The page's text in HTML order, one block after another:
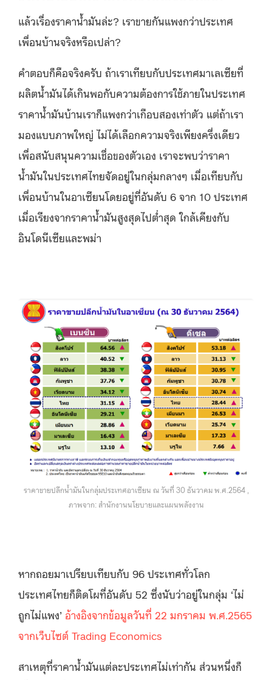
แล้วเรื่องราคาน้ำมันล่ะ? เราขายกันแพงกว่าประเทศ
เพื่อนบ้านจริงหรือเปล่า?
คำตอบก็คือจริงครับ ถ้าเราเทียบกับประเทศมาเลเซียที่
ผลิตน้ำมันได้เกินพอกับความต้องการใช้ภายในประเทศ
ราคาน้ำมันบ้านเราก็แพงกว่าเกือบสองเท่าตัว แต่ถ้าเรา
มองแบบภาพใหญ่ ไม่ได้เลือกความจริงเพียงครึ่งเดียว
เพื่อสนับสนุนความเชื่อของตัวเอง เราจะพบว่าราคา
น้ำมันในประเทศไทยจัดอยู่ในกลุ่มกลางๆ เมื่อเทียบกับ
เพื่อนบ้านในอาเซียนโดยอยู่ที่อันดับ 6 จาก 10 ประเทศ
เมื่อเรียงจากราคาน้ำมันสูงสุดไปต่ำสุด ใกล้เคียงกับ
อินโดนีเซียและพม่า
ราคาขายปลีกน้ำมันในกลุ่มประเทศอาเซียน ณ วันที่ 30 ธันวาคม พ.ศ.2564 ,
ภาพจาก: สำนักงานนโยบายและแผนพลังงาน
หากถอยมาเปรียบเทียบกับ 96 ประเทศทั่วโลก
ประเทศไทยก็ติดโผที่อันดับ 52 ซึ่งนับว่าอยู่ในกลุ่ม ‘ไม่
ถูกไม่แพง’ อ้างอิงจากข้อมูลวันที่ 22 มกราคม พ.ศ.2565
จากเว็บไซต์ Trading Economics
สาเหตุที่ราคาน้ำมันแต่ละประเทศไม่เท่ากัน ส่วนหนึ่งก็